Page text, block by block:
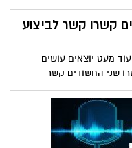
וקבלת דבר במרמה
קשרו קשר לביצוע
מעט יוצאים עושים
שני החשודים קשר
ממוצא הודי